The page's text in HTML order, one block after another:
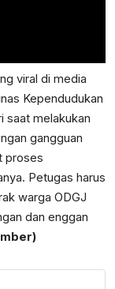
viral di media
Kependudukan
saat melakukan
gangguan
proses
Petugas harus
warga ODGJ
dan enggan